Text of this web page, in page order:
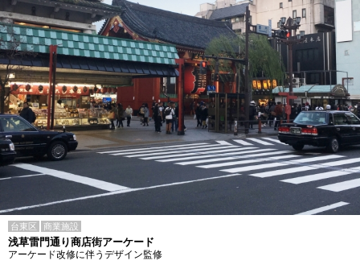
台東区 商業施設
浅草雷門通り商店街アーケード
アーケード改修に伴うデザイン監修